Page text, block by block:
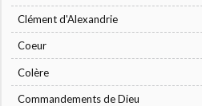
Clément d'Alexandrie
Coeur
Colère
Commandements de Dieu